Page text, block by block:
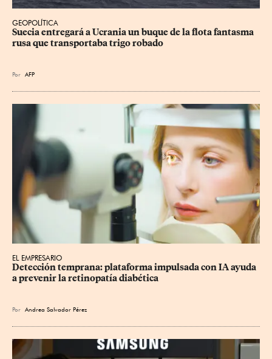
GEOPOLÍTICA
Suecia entregará a Ucrania un buque de la flota fantasma
rusa que transportaba trigo robado
Por AFP
EL EMPRESARIO
Detección temprana: plataforma impulsada con IA ayuda
a prevenir la retinopatía diabética
Por Andrea Salvador Pérez